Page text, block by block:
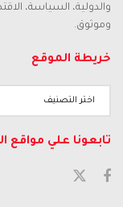
والدولية، السياسة،
وموثوق.
خريطة الموقع
تابعونا علي مواقع